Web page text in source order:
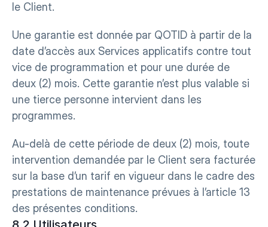
le Client.
Une garantie est donnée par QOTID à partir de la
date d’accès aux Services applicatifs contre tout
vice de programmation et pour une durée de
deux (2) mois. Cette garantie n’est plus valable si
une tierce personne intervient dans les
programmes.
Au-delà de cette période de deux (2) mois, toute
intervention demandée par le Client sera facturée
sur la base d’un tarif en vigueur dans le cadre des
prestations de maintenance prévues à l’article 13
des présentes conditions.